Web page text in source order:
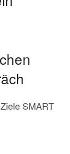
SMART